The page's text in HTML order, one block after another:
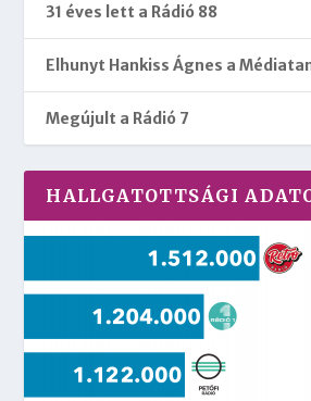
31 éves lett a Rádió 88
Elhunyt Hankiss Ágnes a
Megújult a Rádió 7
HALLGATOTTSÁGI